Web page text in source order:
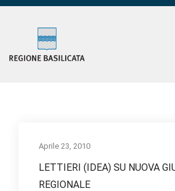
Aprile 23, 2010
LETTIERI (IDEA) SU NUOVA
REGIONALE